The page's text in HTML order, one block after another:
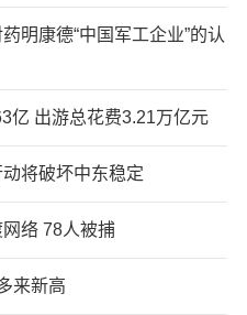
明康德“中国军工企业”的认
亿 出游总花费3.21万亿元
将破坏中东稳定
络 78人被捕
来新高